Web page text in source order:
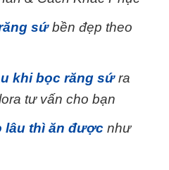
sứbền đẹp theo
khi bọc răng sứra
tư vấn cho bạn
lâu thì ăn được như